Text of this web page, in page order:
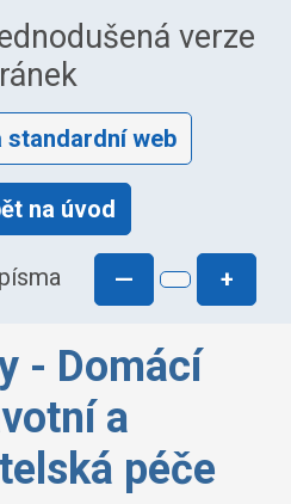
verze
standardní web
na úvod
— +
- Domácí
a
péče